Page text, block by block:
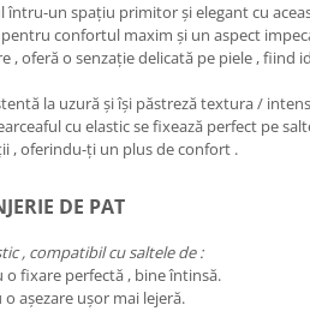
un spațiu primitor și elegant cu
confortul maxim și un aspect
, oferă o senzație delicată pe piele , fiind
la uzură și își păstreză textura /
cu elastic se fixează perfect pe
, oferindu-ți un plus de confort .
DE PAT
, compatibil cu saltele de :
o fixare perfectă , bine întinsă.
așezare ușor mai lejeră.